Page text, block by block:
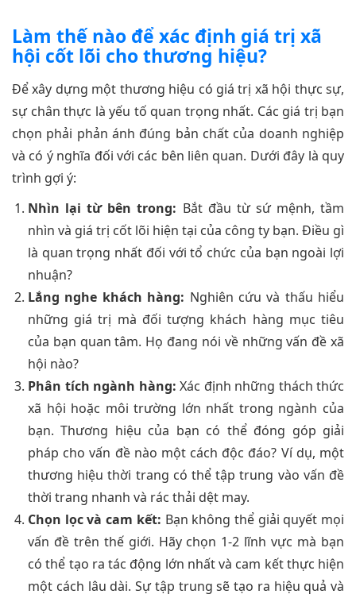
Làm thế nào để xác định giá trị xã
hội cốt lõi cho thương hiệu?
Để xây dựng một thương hiệu có giá trị xã hội thực sự,
sự chân thực là yếu tố quan trọng nhất. Các giá trị bạn
chọn phải phản ánh đúng bản chất của doanh nghiệp
và có ý nghĩa đối với các bên liên quan. Dưới đây là quy
trình gợi ý:
Nhìn lại từ bên trong: Bắt đầu từ sứ mệnh, tầm
nhìn và giá trị cốt lõi hiện tại của công ty bạn. Điều gì
là quan trọng nhất đối với tổ chức của bạn ngoài lợi
nhuận?
Lắng nghe khách hàng: Nghiên cứu và thấu hiểu
những giá trị mà đối tượng khách hàng mục tiêu
của bạn quan tâm. Họ đang nói về những vấn đề xã
hội nào?
Phân tích ngành hàng: Xác định những thách thức
xã hội hoặc môi trường lớn nhất trong ngành của
bạn. Thương hiệu của bạn có thể đóng góp giải
pháp cho vấn đề nào một cách độc đáo? Ví dụ, một
thương hiệu thời trang có thể tập trung vào vấn đề
thời trang nhanh và rác thải dệt may.
Chọn lọc và cam kết: Bạn không thể giải quyết mọi
vấn đề trên thế giới. Hãy chọn 1-2 lĩnh vực mà bạn
có thể tạo ra tác động lớn nhất và cam kết thực hiện
một cách lâu dài. Sự tập trung sẽ tạo ra hiệu quả và